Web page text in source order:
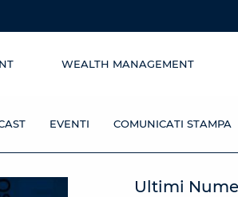
WEALTH MANAGEMENT
EVENTI COMUNICATI STAMPA
Ultimi